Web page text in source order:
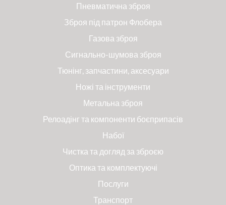
Пневматична зброя
Зброя під патрон Флобера
Газова зброя
Сигнально-шумова зброя
Тюнінг, запчастини, аксесуари
Ножі та інструменти
Метальна зброя
Релоадінг та компоненти боєприпасів
Набої
Чистка та догляд за зброєю
Оптика та комплектуючі
Послуги
Транспорт